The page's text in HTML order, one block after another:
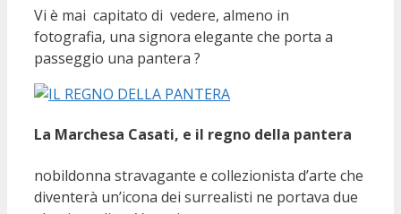
Vi è mai capitato di vedere, almeno in
fotografia, una signora elegante che porta a
passeggio una pantera ?
La Marchesa Casati, e il regno della pantera
nobildonna stravagante e collezionista d’arte che
diventerà un’icona dei surrealisti ne portava due